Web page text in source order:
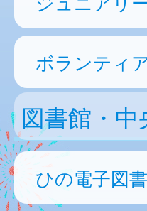
ボランティ
図書館・
ひの電子図